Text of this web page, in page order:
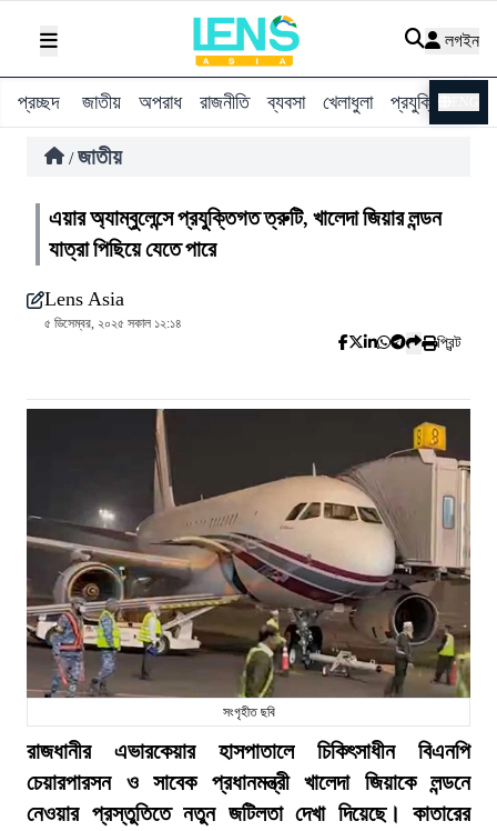
লগইন
প্রচ্ছদ জাতীয় অপরাধ রাজনীতি ব্যবসা খেলাধুলা প্রযুক্তি
/ জাতীয়
এয়ার অ্যাম্বুলেন্সে প্রযুক্তিগত ত্রুটি, খালেদা জিয়ার লন্ডন
যাত্রা পিছিয়ে যেতে পারে
Lens Asia
৫ ডিসেম্বর, ২০২৫ সকাল ১২:১৪
প্রিন্ট
সংগৃহীত ছবি
রাজধানীর এভারকেয়ার হাসপাতালে চিকিৎসাধীন বিএনপি
চেয়ারপারসন ও সাবেক প্রধানমন্ত্রী খালেদা জিয়াকে লন্ডনে
নেওয়ার প্রস্তুতিতে নতুন জটিলতা দেখা দিয়েছে। কাতারের